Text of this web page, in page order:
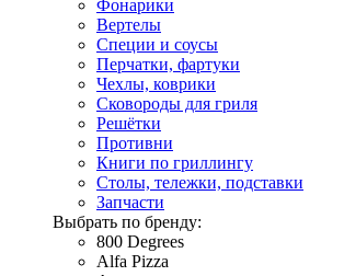
Фонарики
Вертелы
Специи и соусы
Перчатки, фартуки
Чехлы, коврики
Сковороды для гриля
Решётки
Противни
Книги по гриллингу
Столы, тележки, подставки
Запчасти
Выбрать по бренду:
800 Degrees
Alfa Pizza